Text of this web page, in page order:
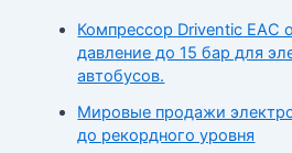
Компрессор Driventic EAC
давление до 15 бар для
автобусов.
Мировые продажи
до рекордного уровня